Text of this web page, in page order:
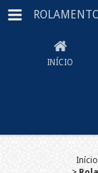
INÍCIO
Início